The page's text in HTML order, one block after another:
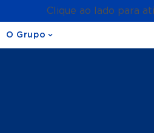
Clique ao lado para
O Grupo